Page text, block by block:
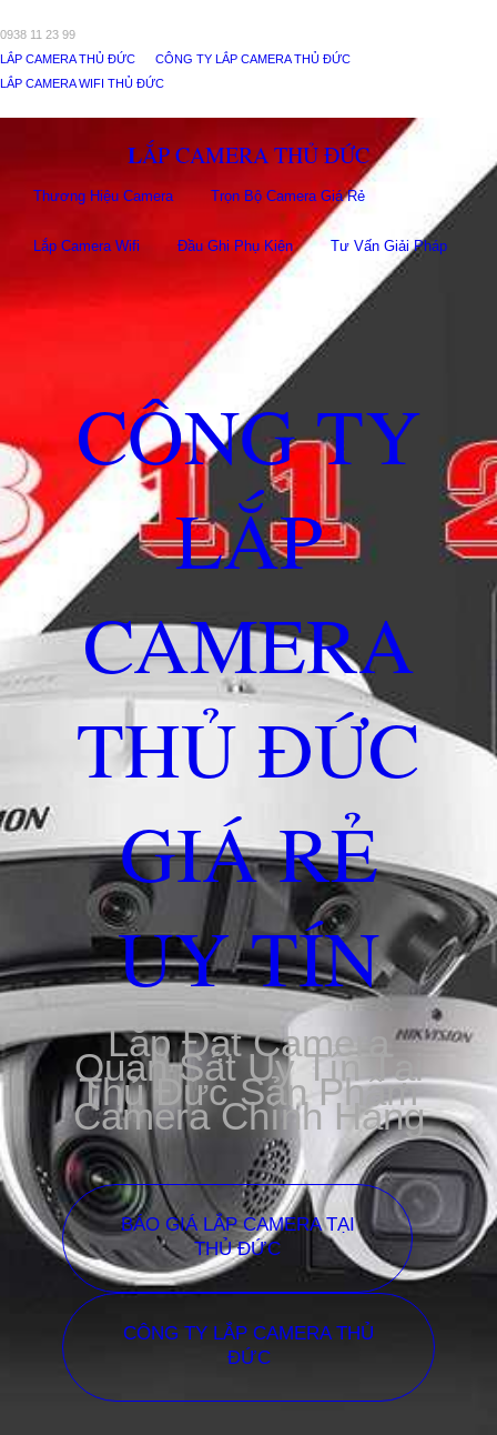
0938 11 23 99
LẮP CAMERA THỦ ĐỨC
CÔNG TY LẮP CAMERA THỦ ĐỨC
LẮP CAMERA WIFI THỦ ĐỨC
LẮP CAMERA THỦ ĐỨC
Thương Hiệu Camera Trọn Bộ Camera Giá Rẻ
Lắp Camera Wifi Đầu Ghi Phụ Kiên Tư Vấn Giải Pháp
CÔNG TY
LẮP
CAMERA
THỦ ĐỨC
GIÁ RẺ
UY TÍN
Lắp Đặt Camera
Quan Sát Uy Tín Tại
Thủ Đức Sản Phẩm
Camera Chính Hãng
BÁO GIÁ LẮP CAMERA TẠI
THỦ ĐỨC
CÔNG TY LẮP CAMERA THỦ
ĐỨC